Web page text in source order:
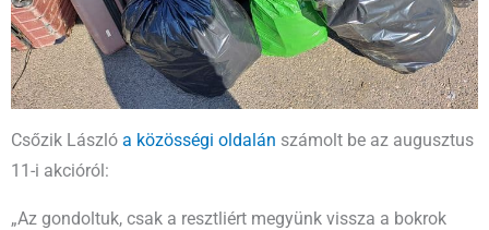
Csőzik László a közösségi oldalán számolt be az augusztus
11-i akcióról:
„Az gondoltuk, csak a resztliért megyünk vissza a bokrok